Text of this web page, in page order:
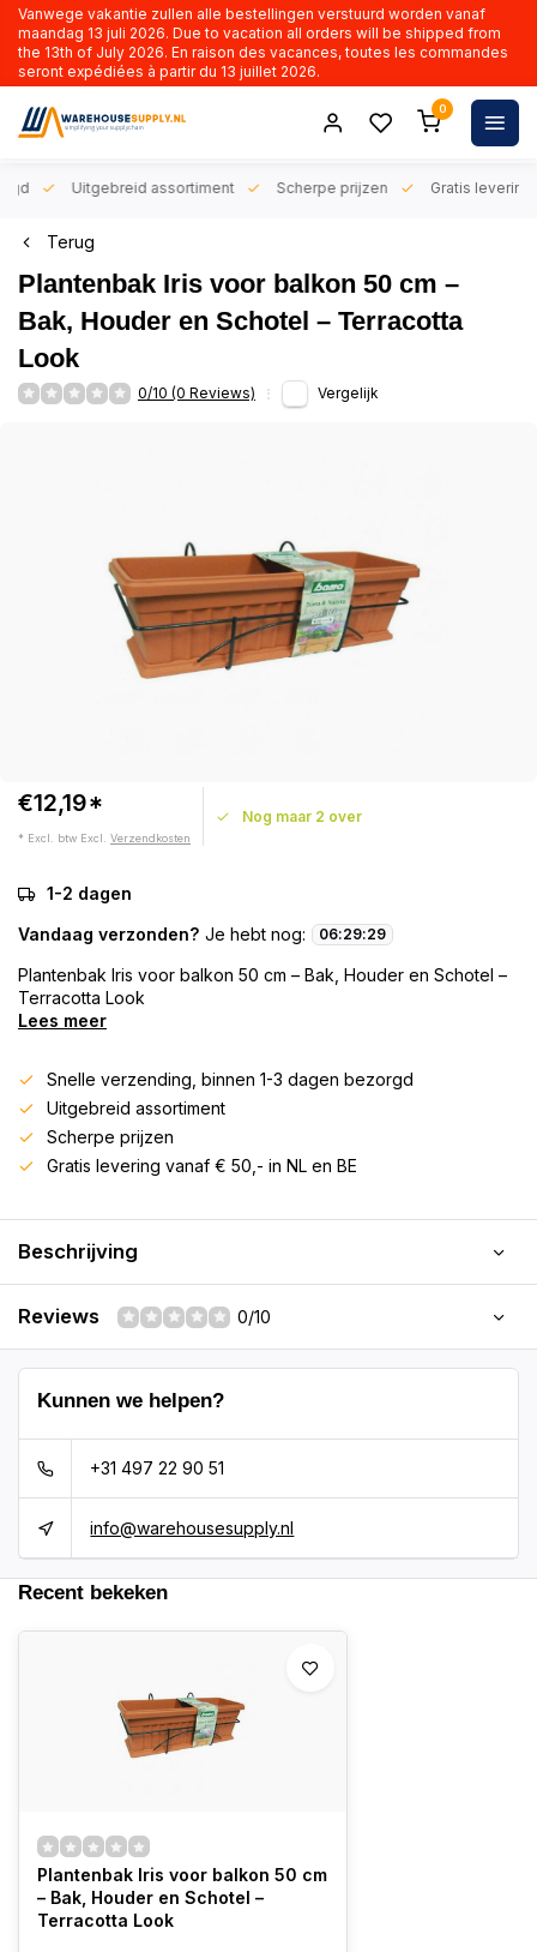
Vanwege vakantie zullen alle bestellingen verstuurd worden vanaf
maandag 13 juli 2026. Due to vacation all orders will be shipped from
the 13th of July 2026. En raison des vacances, toutes les commandes
seront expédiées à partir du 13 juillet 2026.
0
Uitgebreid assortiment Scherpe prijzen Gratis levering
Terug
Plantenbak Iris voor balkon 50 cm –
Bak, Houder en Schotel – Terracotta
Look
0/10 (0 Reviews) Vergelijk
€12,19*
* Excl. btw Excl. Verzendkosten
Nog maar 2 over
1-2 dagen
Vandaag verzonden? Je hebt nog: 06:29:29
Plantenbak Iris voor balkon 50 cm – Bak, Houder en Schotel –
Terracotta Look
Lees meer
Snelle verzending, binnen 1-3 dagen bezorgd
Uitgebreid assortiment
Scherpe prijzen
Gratis levering vanaf € 50,- in NL en BE
Beschrijving
Reviews 0/10
Kunnen we helpen?
+31 497 22 90 51
info@warehousesupply.nl
Recent bekeken
Plantenbak Iris voor balkon 50 cm
– Bak, Houder en Schotel –
Terracotta Look